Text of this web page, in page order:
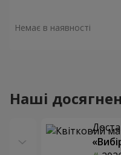
Немає в наявності
Наші